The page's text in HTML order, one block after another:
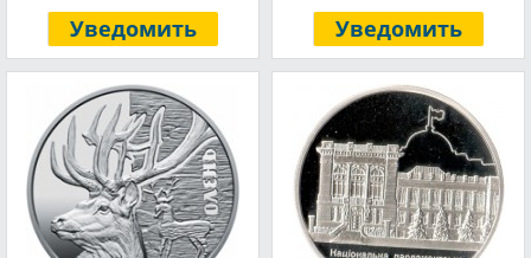
Уведомить Уведомить